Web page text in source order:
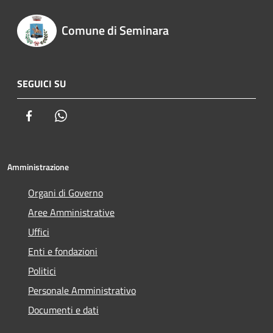
Comune di Seminara
SEGUICI SU
Facebook
Amministrazione
Organi di Governo
Aree Amministrative
Uffici
Enti e fondazioni
Politici
Personale Amministrativo
Documenti e dati